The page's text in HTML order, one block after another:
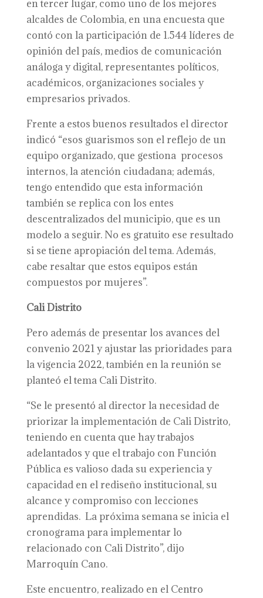
en tercer lugar, como uno de los mejores
alcaldes de Colombia, en una encuesta que
contó con la participación de 1.544 líderes de
opinión del país, medios de comunicación
análoga y digital, representantes políticos,
académicos, organizaciones sociales y
empresarios privados.
Frente a estos buenos resultados el director
indicó “esos guarismos son el reflejo de un
equipo organizado, que gestiona procesos
internos, la atención ciudadana; además,
tengo entendido que esta información
también se replica con los entes
descentralizados del municipio, que es un
modelo a seguir. No es gratuito ese resultado
si se tiene apropiación del tema. Además,
cabe resaltar que estos equipos están
compuestos por mujeres”.
Cali Distrito
Pero además de presentar los avances del
convenio 2021 y ajustar las prioridades para
la vigencia 2022, también en la reunión se
planteó el tema Cali Distrito.
“Se le presentó al director la necesidad de
priorizar la implementación de Cali Distrito,
teniendo en cuenta que hay trabajos
adelantados y que el trabajo con Función
Pública es valioso dada su experiencia y
capacidad en el rediseño institucional, su
alcance y compromiso con lecciones
aprendidas. La próxima semana se inicia el
cronograma para implementar lo
relacionado con Cali Distrito”, dijo
Marroquín Cano.
Este encuentro, realizado en el Centro